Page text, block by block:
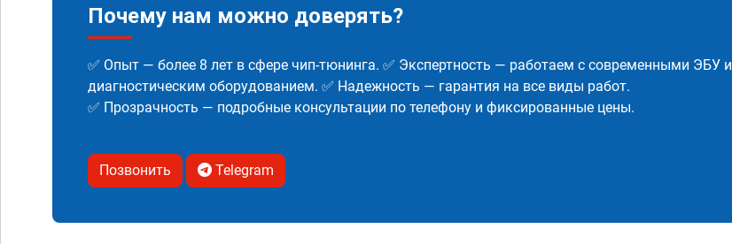
Почему нам можно доверять?
✅ Опыт — более 8 лет в сфере чип-тюнинга. ✅ Экспертность — работаем с современными ЭБУ и
диагностическим оборудованием. ✅ Надежность — гарантия на все виды работ.
✅ Прозрачность — подробные консультации по телефону и фиксированные цены.
Позвонить Telegram